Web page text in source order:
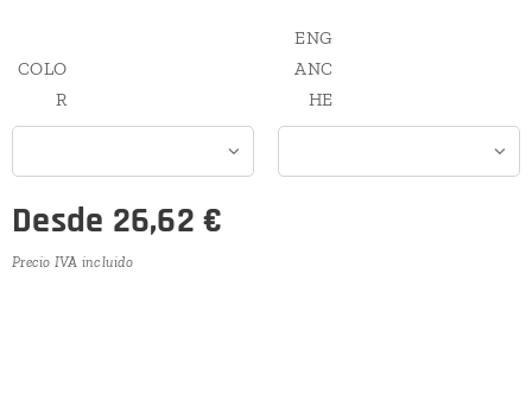
COLO
R
ENG
ANC
HE
Desde 26,62 €
Precio IVA incluido